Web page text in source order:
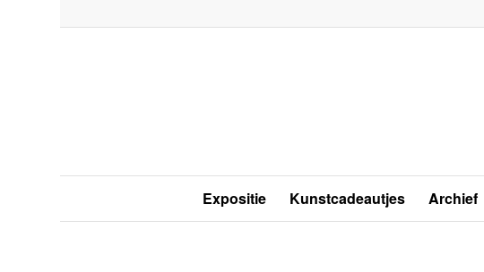
Expositie Kunstcadeautjes Archief